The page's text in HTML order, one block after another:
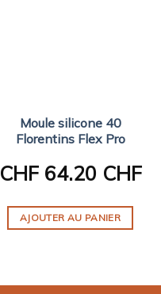
Moule silicone 40
Florentins Flex Pro
CHF64.20 CHF
AJOUTER AU PANIER